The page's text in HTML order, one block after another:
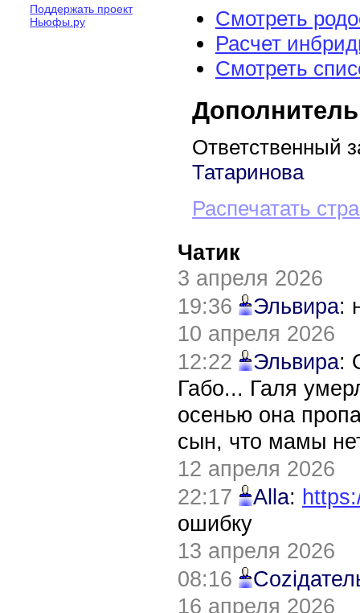
Поддержать проект
Ньюфы.ру
Смотреть
Расчет
Смотреть
Ответственный
Татаринова
Распечатать
Чатик
3 апреля 2026
19:36
Эльвира:
10 апреля 2026
12:22
Эльвира:
Габо... Галя
осенью она
сын, что мамы
12 апреля 2026
22:17
Alla:
ошибку
13 апреля 2026
08:16
16 апреля 2026